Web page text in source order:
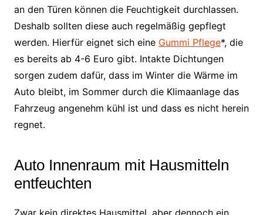
an den Türen können die Feuchtigkeit durchlassen.
Deshalb sollten diese auch regelmäßig gepflegt
werden. Hierfür eignet sich eine Gummi Pflege*, die
es bereits ab 4-6 Euro gibt. Intakte Dichtungen
sorgen zudem dafür, dass im Winter die Wärme im
Auto bleibt, im Sommer durch die Klimaanlage das
Fahrzeug angenehm kühl ist und dass es nicht herein
regnet.
Auto Innenraum mit Hausmitteln
entfeuchten